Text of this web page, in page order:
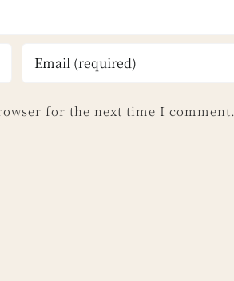
for the next time I comment.